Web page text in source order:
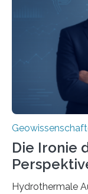
Die Ironie
Hydrothermale